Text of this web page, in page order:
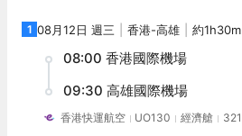
1 08月12日 週三 香港-高雄 約1h30m
08:00 香港國際機場
09:30 高雄國際機場
香港快運航空 UO130 經濟艙 321